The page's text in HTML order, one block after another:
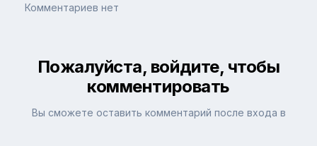
Комментариев нет
Пожалуйста, войдите, чтобы
комментировать
Вы сможете оставить комментарий после входа в